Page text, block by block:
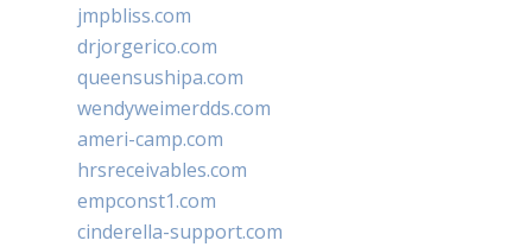
jmpbliss.com
drjorgerico.com
queensushipa.com
wendyweimerdds.com
ameri-camp.com
hrsreceivables.com
empconst1.com
cinderella-support.com